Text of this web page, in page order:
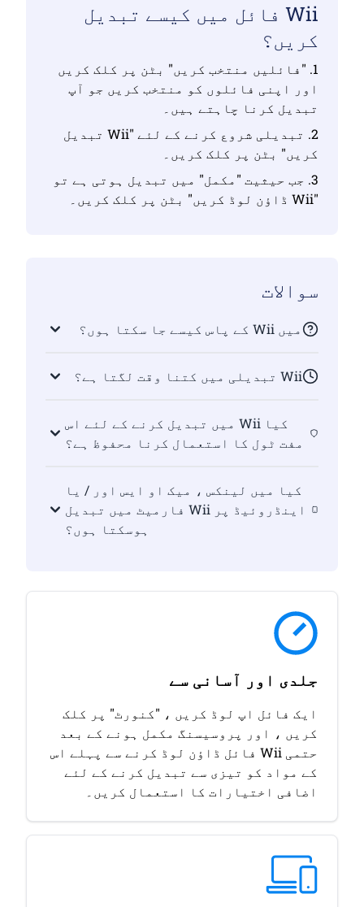
Wii فائل میں کیسے تبدیل
کریں؟
1. "فائلیں منتخب کریں" بٹن پر کلک کریں
اور اپنی فائلوں کو منتخب کریں جو آپ
تبدیل کرنا چاہتے ہیں۔
2. تبدیلی شروع کرنے کے لئے "Wii تبدیل
کریں" بٹن پر کلک کریں۔
3. جب حیثیت "مکمل" میں تبدیل ہوتی ہے تو
"Wii ڈاؤن لوڈ کریں" بٹن پر کلک کریں۔
سوالات
میں Wii کے پاس کیسے جا سکتا ہوں؟
Wii تبدیلی میں کتنا وقت لگتا ہے؟
کیا Wii میں تبدیل کرنے کے لئے اس
مفت ٹول کا استعمال کرنا محفوظ ہے؟
کیا میں لینکس ، میک او ایس اور / یا
اینڈروئیڈ پر Wii فارمیٹ میں تبدیل
ہوسکتا ہوں؟
جلدی اور آسانی سے
ایک فائل اپ لوڈ کریں ، "کنورٹ" پر کلک
کریں ، اور پروسیسنگ مکمل ہونے کے بعد
حتمی Wii فائل ڈاؤن لوڈ کرنے سے پہلے اس
کے مواد کو تیزی سے تبدیل کرنے کے لئے
اضافی اختیارات کا استعمال کریں۔